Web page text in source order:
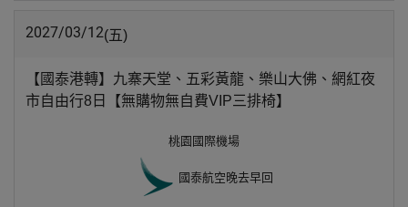
2027/03/12(五)
【國泰港轉】九寨天堂、五彩黃龍、樂山大佛、網紅夜
市自由行8日【無購物無自費VIP三排椅】
桃園國際機場
國泰航空 晚去早回